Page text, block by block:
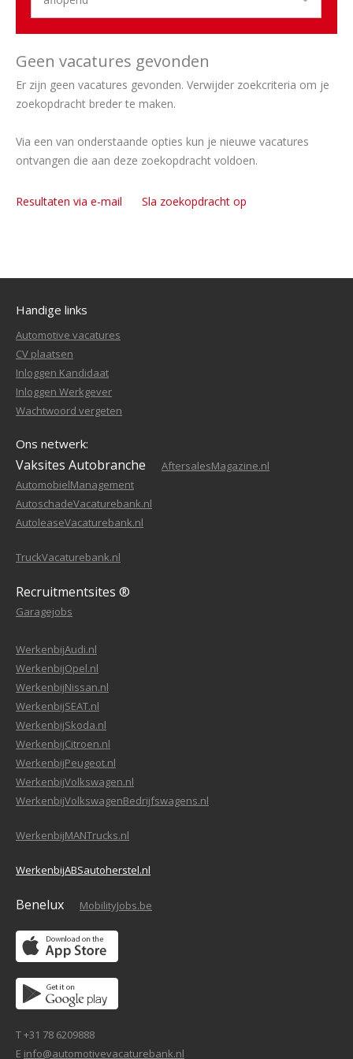
Geen vacatures gevonden
Er zijn geen vacatures gevonden. Verwijder zoekcriteria om je
zoekopdracht breder te maken.
Via een van onderstaande opties kun je nieuwe vacatures
ontvangen die aan deze zoekopdracht voldoen.
Resultaten via e-mail Sla zoekopdracht op
Handige links
Automotive vacatures
CV plaatsen
Inloggen Kandidaat
Inloggen Werkgever
Wachtwoord vergeten
Ons netwerk:
Vaksites Autobranche
AftersalesMagazine.nl
AutomobielManagement
AutoschadeVacaturebank.nl
AutoleaseVacaturebank.nl
TruckVacaturebank.nl
Recruitmentsites ®
Garagejobs
WerkenbijAudi.nl
WerkenbijOpel.nl
WerkenbijNissan.nl
WerkenbijSEAT.nl
WerkenbijSkoda.nl
WerkenbijCitroen.nl
WerkenbijPeugeot.nl
WerkenbijVolkswagen.nl
WerkenbijVolkswagenBedrijfswagens.nl
WerkenbijMANTrucks.nl
WerkenbijABSautoherstel.nl
Benelux MobilityJobs.be
T +31 78 6209888
E info@automotivevacaturebank.nl